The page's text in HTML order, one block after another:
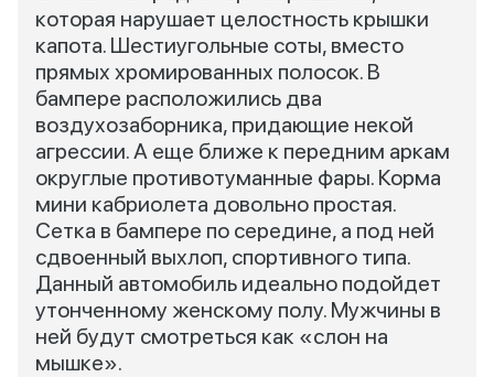
которая нарушает целостность крышки
капота. Шестиугольные соты, вместо
прямых хромированных полосок. В
бампере расположились два
воздухозаборника, придающие некой
агрессии. А еще ближе к передним аркам
округлые противотуманные фары. Корма
мини кабриолета довольно простая.
Сетка в бампере по середине, а под ней
сдвоенный выхлоп, спортивного типа.
Данный автомобиль идеально подойдет
утонченному женскому полу. Мужчины в
ней будут смотреться как «слон на
мышке».